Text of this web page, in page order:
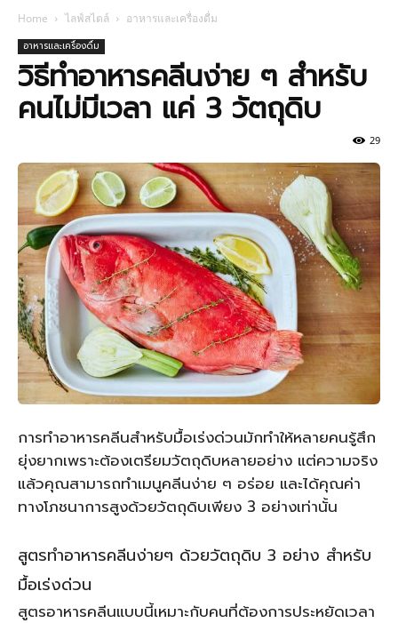
Home ไลฟ์สไตล์ อาหารและเครื่องดื่ม
อาหารและเครื่องดื่ม
วิธีทำอาหารคลีนง่าย ๆ สำหรับ
คนไม่มีเวลา แค่ 3 วัตถุดิบ
29
การทำอาหารคลีนสำหรับมื้อเร่งด่วนมักทำให้หลายคนรู้สึก
ยุ่งยากเพราะต้องเตรียมวัตถุดิบหลายอย่าง แต่ความจริง
แล้วคุณสามารถทำเมนูคลีนง่าย ๆ อร่อย และได้คุณค่า
ทางโภชนาการสูงด้วยวัตถุดิบเพียง 3 อย่างเท่านั้น
สูตรทำอาหารคลีนง่ายๆ ด้วยวัตถุดิบ 3 อย่าง สำหรับ
มื้อเร่งด่วน
สูตรอาหารคลีนแบบนี้เหมาะกับคนที่ต้องการประหยัดเวลา